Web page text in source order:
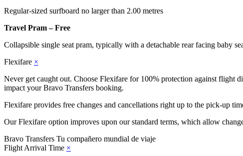
Regular-sized surfboard no larger than 2.00 metres
Travel Pram – Free
Collapsible single seat pram, typically with a detachable rear facing baby
Flexifare ×
Never get caught out. Choose Flexifare for 100% protection against flight
impact your Bravo Transfers booking.
Flexifare provides free changes and cancellations right up to the pick-up
Our Flexifare option improves upon our standard terms, which allow
Bravo Transfers Tu compañero mundial de viaje
Flight Arrival Time ×